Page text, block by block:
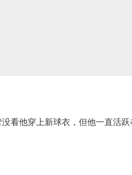
看他穿上新球衣，但他一直活跃